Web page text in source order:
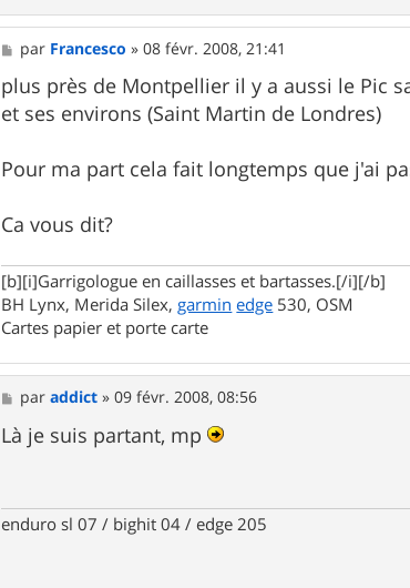
M
e
s
s
a
par Francesco »08 févr. 2008, 21:41
plus près de Montpellier il y a aussi le Pic
et ses environs (Saint Martin de Londres)
Pour ma part cela fait longtemps que j'ai
Ca vous dit?
[b][i]Garrigologue en caillasses et bartasses.[/i][/b]
BH Lynx, Merida Silex, garmin edge 530, OSM
Cartes papier et porte carte
M
e
s
s
paraddict »09 févr. 2008, 08:56
Là je suis partant, mp
enduro sl 07 / bighit 04 / edge 205